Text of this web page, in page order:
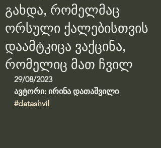
გახდა, რომელმაც
ორსული ქალებისთვის
დაამტკიცა ვაქცინა,
რომელიც მათ ჩვილ
29/08/2023
ავტორი: ირინა დათაშვილი
#datashvil